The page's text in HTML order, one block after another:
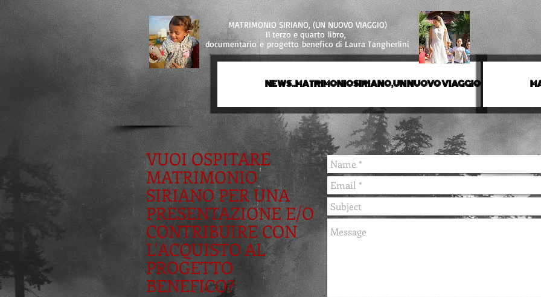
MATRIMONIO SIRIANO, (UN NUOVO VIAGGIO)
Il terzo e quarto libro,
documentario e progetto benefico di Laura Tangherlini
NEWS..MATRIMONIOSIRIANO,UN NUOVO VIAGGIO
VUOI OSPITARE
MATRIMONIO
SIRIANO PER UNA
PRESENTAZIONE E/O
CONTRIBUIRE CON
L'ACQUISTO AL
PROGETTO
BENEFICO?